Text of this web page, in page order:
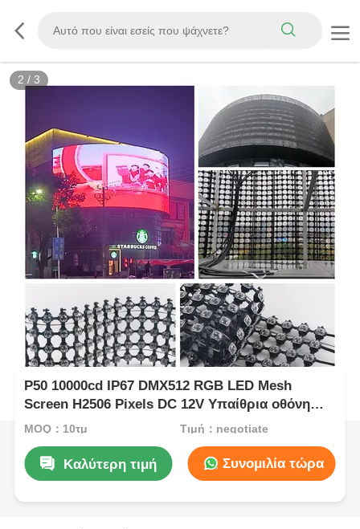
2 / 3
P50 10000cd IP67 DMX512 RGB LED Mesh
Screen H2506 Pixels DC 12V Υπαίθρια οθόνη
διαφήμισης
MOQ：10τμ Τιμή：negotiate
Καλύτερη τιμή Συνομιλία τώρα